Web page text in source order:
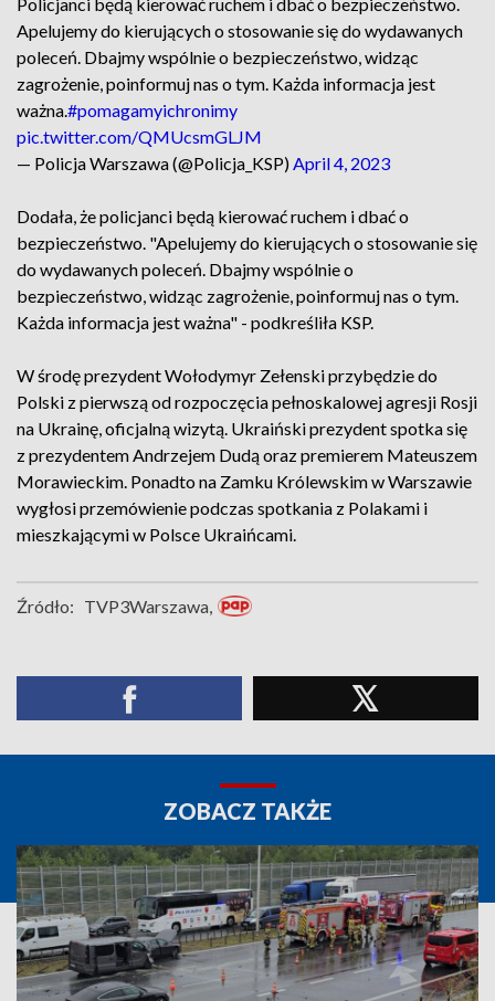
Apelujemy do kierujących o stosowanie się do wydawanych
poleceń. Dbajmy wspólnie o bezpieczeństwo, widząc
zagrożenie, poinformuj nas o tym. Każda informacja jest
ważna.#pomagamyichronimy
pic.twitter.com/QMUcsmGLJM
— Policja Warszawa (@Policja_KSP)April 4, 2023
Dodała, że policjanci będą kierować ruchem i dbać o
bezpieczeństwo. "Apelujemy do kierujących o stosowanie się
do wydawanych poleceń. Dbajmy wspólnie o
bezpieczeństwo, widząc zagrożenie, poinformuj nas o tym.
Każda informacja jest ważna" - podkreśliła KSP.
W środę prezydent Wołodymyr Zełenski przybędzie do
Polski z pierwszą od rozpoczęcia pełnoskalowej agresji Rosji
na Ukrainę, oficjalną wizytą. Ukraiński prezydent spotka się
z prezydentem Andrzejem Dudą oraz premierem Mateuszem
Morawieckim. Ponadto na Zamku Królewskim w Warszawie
wygłosi przemówienie podczas spotkania z Polakami i
mieszkającymi w Polsce Ukraińcami.
Źródło: TVP3Warszawa,
ZOBACZ TAKŻE